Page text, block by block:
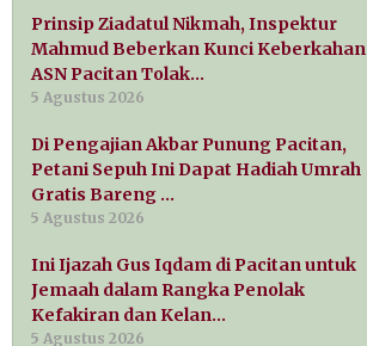
Prinsip Ziadatul Nikmah, Inspektur
Mahmud Beberkan Kunci Keberkahan
ASN Pacitan Tolak…
5 Agustus 2026
Di Pengajian Akbar Punung Pacitan,
Petani Sepuh Ini Dapat Hadiah Umrah
Gratis Bareng …
5 Agustus 2026
Ini Ijazah Gus Iqdam di Pacitan untuk
Jemaah dalam Rangka Penolak
Kefakiran dan Kelan…
5 Agustus 2026